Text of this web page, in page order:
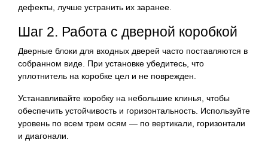
дефекты, лучше устранить их заранее.
Шаг 2. Работа с дверной коробкой
Дверные блоки для входных дверей часто поставляются в
собранном виде. При установке убедитесь, что
уплотнитель на коробке цел и не поврежден.
Устанавливайте коробку на небольшие клинья, чтобы
обеспечить устойчивость и горизонтальность. Используйте
уровень по всем трем осям — по вертикали, горизонтали
и диагонали.